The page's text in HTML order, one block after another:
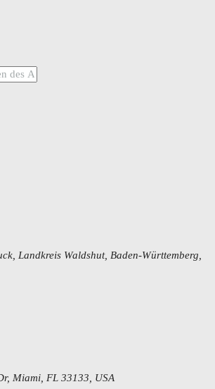
Landkreis Waldshut, Baden-Württemberg,
Miami, FL 33133, USA